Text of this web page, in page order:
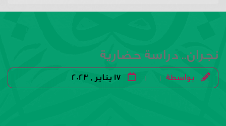
نجران.. دراسة حضارية
بواسطة |
| 17 يناير , 2023